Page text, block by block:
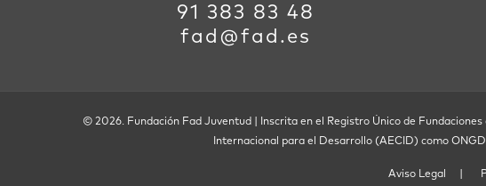
91 383 83 48
fad@fad.es
© 2026. Fundación Fad Juventud | Inscrita en el Registro Único de
Internacional para el Desarrollo (AECID) como
Aviso Legal